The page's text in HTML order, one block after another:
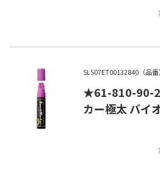
SLS07ET00132840（品番）
★61-810-90-
カー極太 バイ